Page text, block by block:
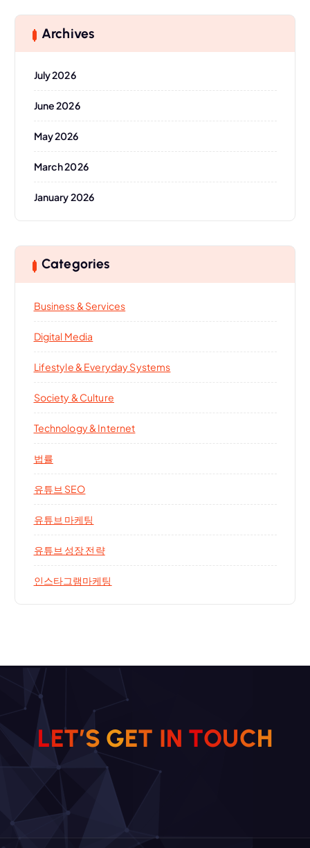
Archives
July 2026
June 2026
May 2026
March 2026
January 2026
Categories
Business & Services
Digital Media
Lifestyle & Everyday Systems
Society & Culture
Technology & Internet
법률
유튜브 SEO
유튜브 마케팅
유튜브 성장 전략
인스타그램마케팅
LET’S GET IN TOUCH